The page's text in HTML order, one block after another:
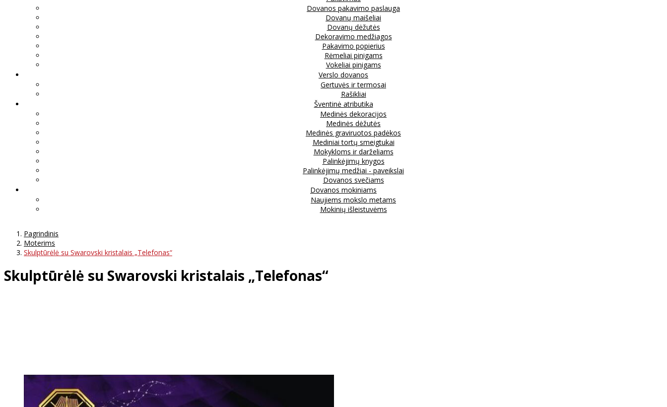
Dovanos pakavimo paslauga
Dovanų maišeliai
Dovanų dėžutės
Dekoravimo medžiagos
Pakavimo popierius
Rėmeliai pinigams
Vokeliai pinigams
Verslo dovanos
Gertuvės ir termosai
Rašikliai
Šventinė atributika
Medinės dekoracijos
Medinės dėžutės
Medinės graviruotos padėkos
Mediniai tortų smeigtukai
Mokykloms ir darželiams
Palinkėjimų knygos
Palinkėjimų medžiai - paveikslai
Dovanos svečiams
Dovanos mokiniams
Naujiems mokslo metams
Mokinių išleistuvėms
Pagrindinis
Moterims
Skulptūrėlė su Swarovski kristalais „Telefonas“
Skulptūrėlė su Swarovski kristalais „Telefonas“